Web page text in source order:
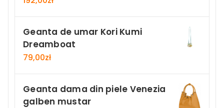
Geanta de umar Kori Kumi
Dreamboat
79,00zł
Geanta dama din piele Venezia
galben mustar